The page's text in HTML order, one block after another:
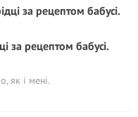
за рецептом бабусі.
як і мені.